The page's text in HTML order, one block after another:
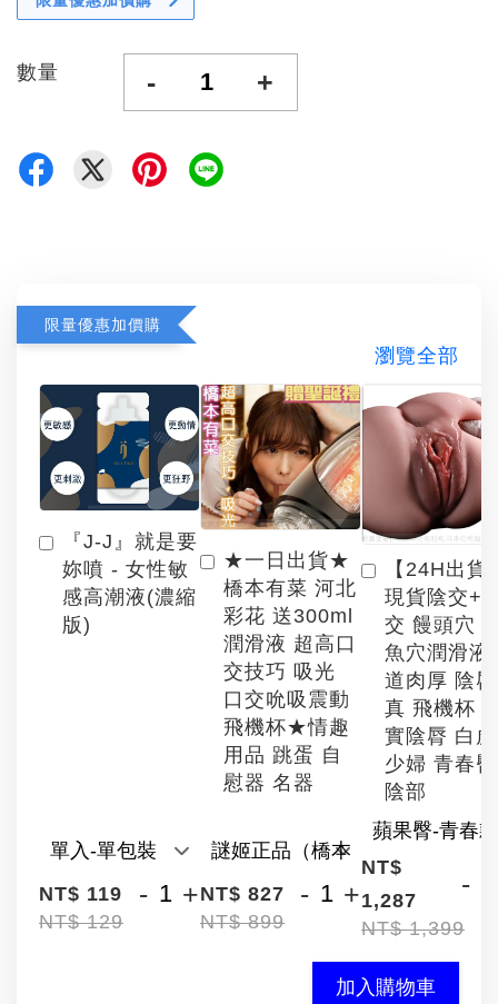
數量 - +
限量優惠加價購
瀏覽全部
『J-J』就是要
妳噴 - 女性敏
感高潮液(濃縮
版)
NT$ 119
NT$ 129
- +
★一日出貨★
橋本有菜 河北
彩花 送300ml
潤滑液 超高口
交技巧 吸光
口交吮吸震動
飛機杯★情趣
用品 跳蛋 自
慰器 名器
NT$ 827
NT$ 899
- +
【24H出貨
現貨陰交+
交 饅頭穴
魚穴潤滑液
道肉厚 陰
真 飛機杯
實陰脣 白
少婦 青春臀
陰部
NT$
1,287
NT$ 1,399
-
加入購物車